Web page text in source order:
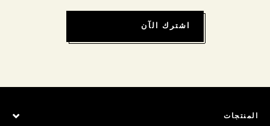
اشترك الآن
المنتجات